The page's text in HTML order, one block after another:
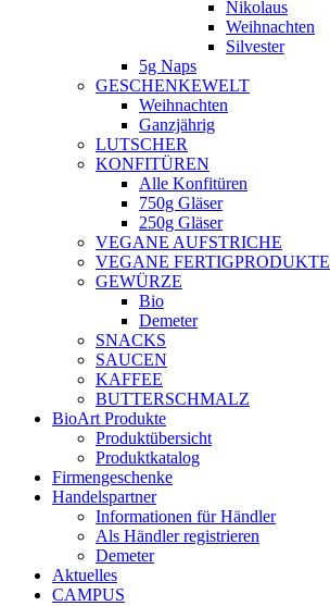
Nikolaus
Weihnachten
Silvester
5g Naps
GESCHENKEWELT
Weihnachten
Ganzjährig
LUTSCHER
KONFITÜREN
Alle Konfitüren
750g Gläser
250g Gläser
VEGANE AUFSTRICHE
VEGANE FERTIGPRODUKTE
GEWÜRZE
Bio
Demeter
SNACKS
SAUCEN
KAFFEE
BUTTERSCHMALZ
BioArt Produkte
Produktübersicht
Produktkatalog
Firmengeschenke
Handelspartner
Informationen für Händler
Als Händler registrieren
Demeter
Aktuelles
CAMPUS